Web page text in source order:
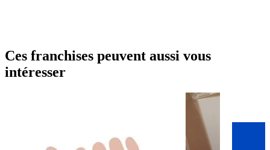
Ces franchises peuvent aussi vous
intéresser